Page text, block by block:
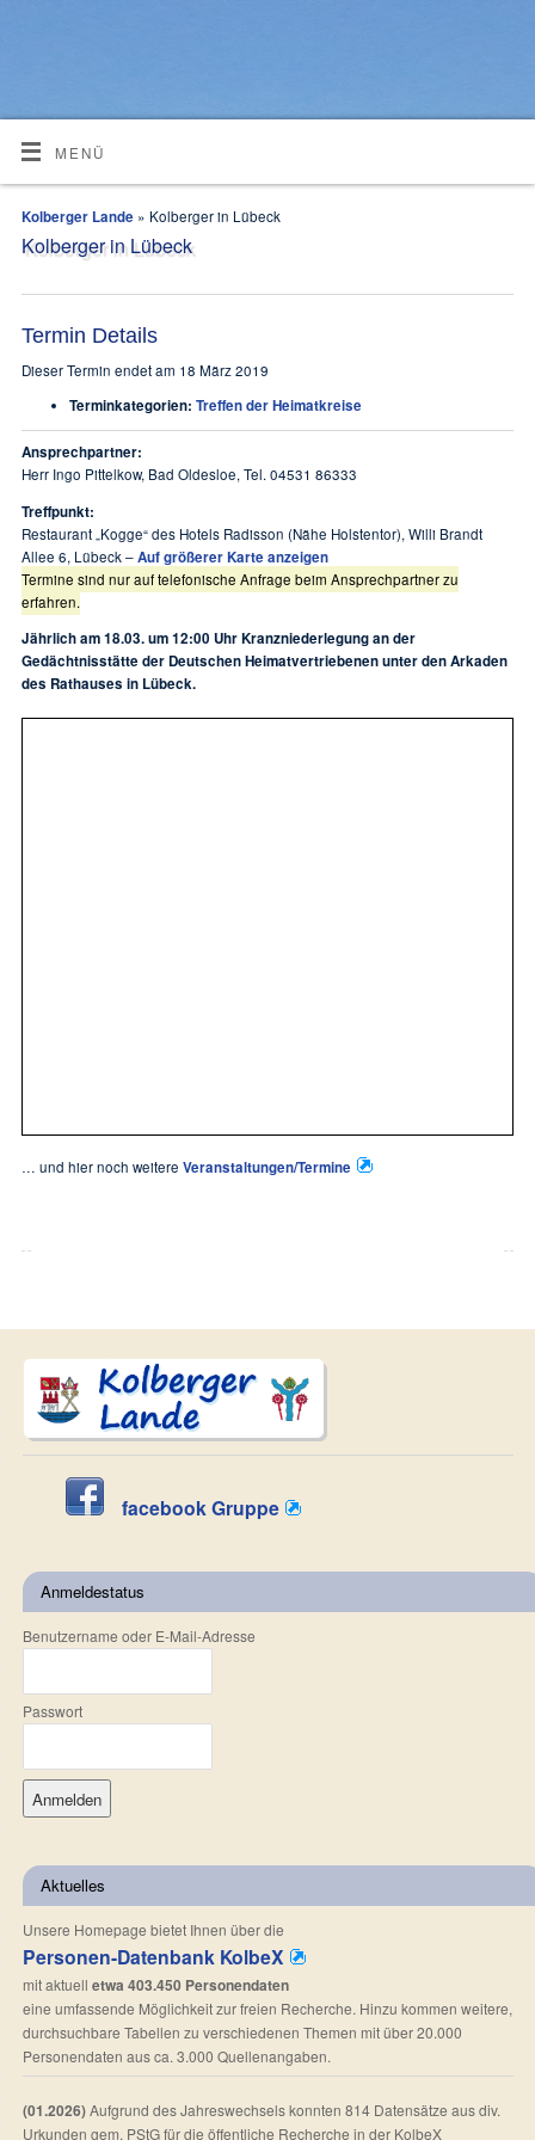
MENÜ
Kolberger Lande » Kolberger in Lübeck
Kolberger in Lübeck
Termin Details
Dieser Termin endet am 18 März 2019
Terminkategorien: Treffen der Heimatkreise
Ansprechpartner:
Herr Ingo Pittelkow, Bad Oldesloe, Tel. 04531 86333
Treffpunkt:
Restaurant „Kogge“ des Hotels Radisson (Nähe Holstentor), Willi Brandt
Allee 6, Lübeck –Auf größerer Karte anzeigen
Termine sind nur auf telefonische Anfrage beim Ansprechpartner zu
erfahren.
Jährlich am 18.03. um 12:00 Uhr Kranzniederlegung an der
Gedächtnisstätte der Deutschen Heimatvertriebenen unter den Arkaden
des Rathauses in Lübeck.
… und hier noch weitere Veranstaltungen/Termine
facebook Gruppe
Anmeldestatus
Benutzername oder E-Mail-Adresse
Passwort
Aktuelles
Unsere Homepage bietet Ihnen über die
Personen-Datenbank KolbeX
mit aktuell etwa 403.450 Personendaten
eine umfassende Möglichkeit zur freien Recherche. Hinzu kommen weitere,
durchsuchbare Tabellen zu verschiedenen Themen mit über 20.000
Personendaten aus ca. 3.000 Quellenangaben.
(01.2026)Aufgrund des Jahreswechsels konnten 814 Datensätze aus div.
Urkunden gem. PStG für die öffentliche Recherche in der KolbeX